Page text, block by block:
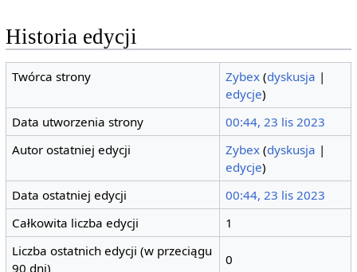
Historia edycji
Twórca strony Zybex (dyskusja |
edycje)
Data utworzenia strony
00:44, 23 lis 2023
Autor ostatniej edycji
Zybex (dyskusja |
edycje)
Data ostatniej edycji
00:44, 23 lis 2023
Całkowita liczba edycji
1
Liczba ostatnich edycji (w przeciągu
90 dni)
0